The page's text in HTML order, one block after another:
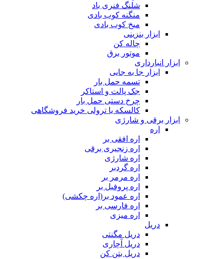
شلنگ فنری باد
منگنه کوب بادی
میخ کوب بادی
ابزار بنزینی
چاله کن
موتور برق
ابزار انبارداری
ابزار جا به جایی
تسمه حمل بار
جک پالت و استاکر
چرخ دستی حمل بار
کالسکه یا ترولی خرید فروشگاهی
ابزار برقی و شارژی
اره
اره افقی بر
اره زنجیری برقی
اره شارژی
اره گردبر
اره مرمر بر
اره پروفیل بر
اره عمود بر(اره چکشی)
اره فارسی بر
اره میزی
دریل
دریل مگنتی
دریل آچاری
دریل بتن کن